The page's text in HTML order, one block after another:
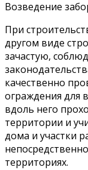
Возведение
При
другом виде
зачастую,
качественно
ограждения для
вдоль него
территории и
дома и участки
территориях.